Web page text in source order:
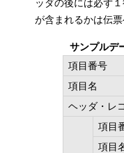
ッダの後には必ず
が含まれるかは伝
サンプルデ
項目番号
項目名
ヘッダ・レ
項目
項目